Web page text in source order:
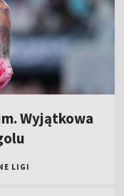
Wyjątkowa
LIGI